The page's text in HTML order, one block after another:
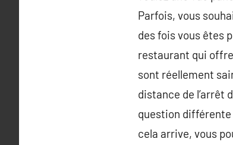
Parfois, vous
des fois vous êtes
restaurant qui
sont réellement
distance de l’arrêt
question différente
cela arrive, vous